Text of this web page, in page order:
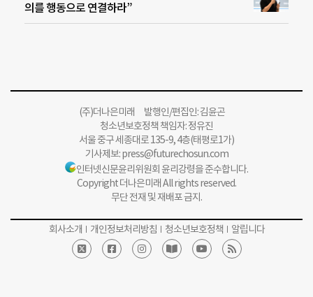
의를 행동으로 연결하라”
(주)더나은미래 발행인/편집인: 김윤곤
청소년보호정책 책임자: 정유진
서울 중구 세종대로 135-9, 4층(태평로1가)
기사제보:press@futurechosun.com
인터넷신문윤리위원회 윤리강령을 준수합니다.
Copyright 더나은미래 All rights reserved.
무단 전재 및 재배포 금지.
회사소개 개인정보처리방침 청소년보호정책 알립니다